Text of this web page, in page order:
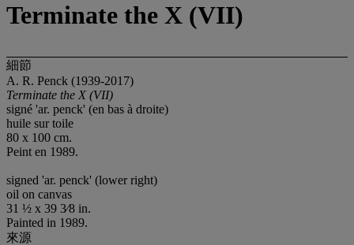
Terminate the X (VII)
細節
A. R. Penck (1939-2017)
Terminate the X (VII)
signé 'ar. penck' (en bas à droite)
huile sur toile
80 x 100 cm.
Peint en 1989.
signed 'ar. penck' (lower right)
oil on canvas
31 ½ x 39 3⁄8 in.
Painted in 1989.
來源